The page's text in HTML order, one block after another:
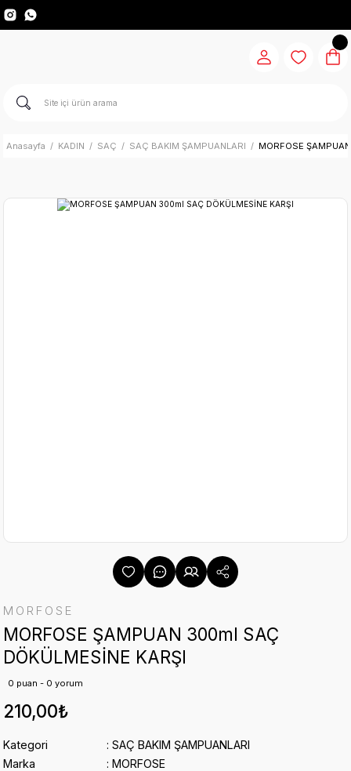
Anasayfa KADIN SAÇ SAÇ BAKIM ŞAMPUANLARI MORFOSE
MORFOSE
MORFOSE ŞAMPUAN 300ml SAÇ
DÖKÜLMESİNE KARŞI
0 puan - 0 yorum
210,00₺
Kategori
SAÇ BAKIM ŞAMPUANLARI
Marka
MORFOSE